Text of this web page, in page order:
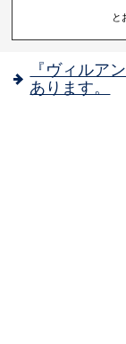
と
『ヴィルア
あります。